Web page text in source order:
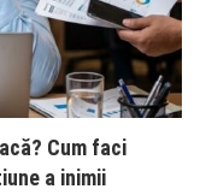
Cum faci
a inimii